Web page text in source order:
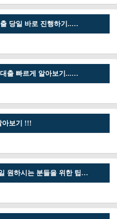
당일 바로 진행하기..…
출 빠르게 알아보기...…
아보기 !!!
원하시는 분들을 위한 팁…